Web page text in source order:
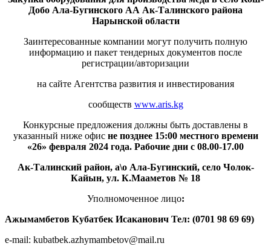
Добо Ала-Бугинского АА Ак-Талинского района
Нарынской области
Заинтересованные компании могут получить полную
информацию и пакет тендерных документов после
регистрации/авторизации
на сайте Агентства развития и инвестирования
сообществ www.aris.kg
Конкурсные предложения должны быть доставлены в
указанный ниже офисне позднее 15:00 местного времени
«26» февраля 2024 года. Рабочие дни с 08.00-17.00
Ак-Талинскийрайон, а\о Ала-Бугинский, село Чолок-
Кайын, ул. К.Мааметов № 18
Уполномоченное лицо:
Ажымамбетов Кубатбек Исаканович Тел: (0701 98 69 69)
e-mail: kubatbek.azhymambetov@mail.ru